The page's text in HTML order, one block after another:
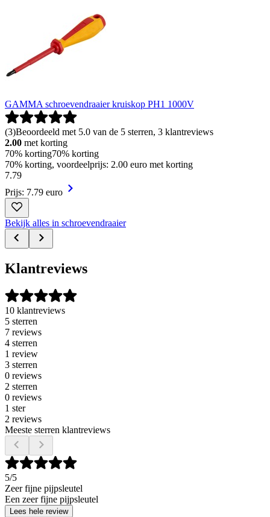
GAMMA schroevendraaier kruiskop PH1 1000V
(3)Beoordeeld met 5.0 van de 5 sterren, 3 klantreviews
2.00 met korting
70% korting70% korting
70% korting, voordeelprijs: 2.00 euro met korting
7.79
Prijs: 7.79 euro
Bekijk alles in schroevendraaier
Klantreviews
10 klantreviews
5 sterren
7 reviews
4 sterren
1 review
3 sterren
0 reviews
2 sterren
0 reviews
1 ster
2 reviews
Meeste sterren klantreviews
5/5
Zeer fijne pijpsleutel
Een zeer fijne pijpsleutel
Lees hele review